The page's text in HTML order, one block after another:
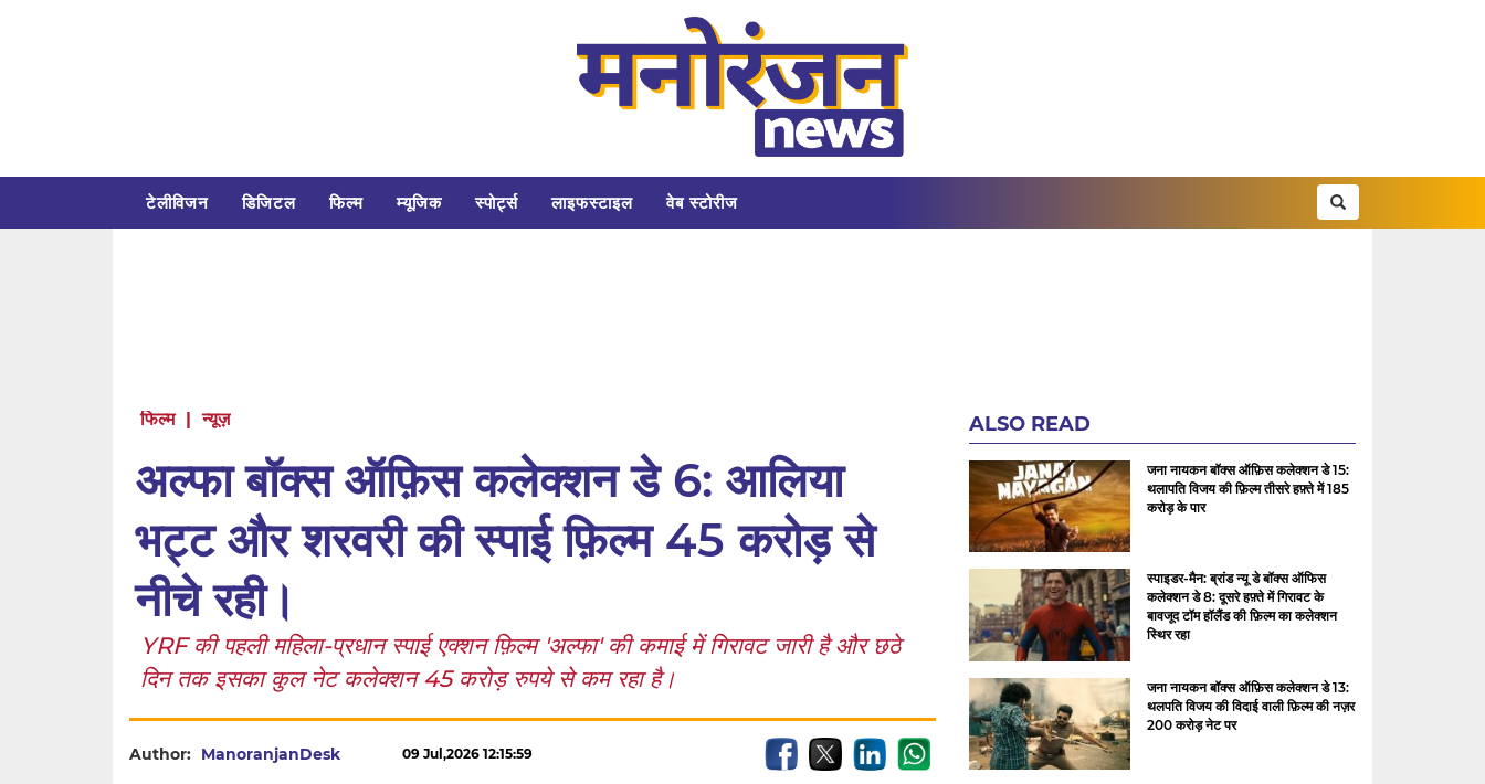
टेलीविजन डिजिटल फिल्म म्यूजिक स्पोर्ट्स लाइफस्टाइल वेब स्टोरीज
फिल्म | न्यूज़
अल्फा बॉक्स ऑफ़िस कलेक्शन डे 6: आलिया
भट्ट और शरवरी की स्पाई फ़िल्म 45 करोड़ से
नीचे रही।
YRF की पहली महिला-प्रधान स्पाई एक्शन फ़िल्म 'अल्फा' की कमाई में गिरावट जारी है और छठे
दिन तक इसका कुल नेट कलेक्शन 45 करोड़ रुपये से कम रहा है।
Author: ManoranjanDesk 09 Jul,2026 12:15:59
ALSO READ
जना नायकन बॉक्स ऑफ़िस कलेक्शन डे 15:
थलापति विजय की फ़िल्म तीसरे हफ़्ते में 185
करोड़ के पार
स्पाइडर-मैन: ब्रांड न्यू डे बॉक्स ऑफिस
कलेक्शन डे 8: दूसरे हफ़्ते में गिरावट के
बावजूद टॉम हॉलैंड की फ़िल्म का कलेक्शन
स्थिर रहा
जना नायकन बॉक्स ऑफ़िस कलेक्शन डे 13:
थलपति विजय की विदाई वाली फ़िल्म की नज़र
200 करोड़ नेट पर